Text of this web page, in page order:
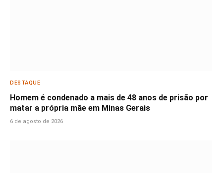
DESTAQUE
Homem é condenado a mais de 48 anos de prisão por
matar a própria mãe em Minas Gerais
6 de agosto de 2026